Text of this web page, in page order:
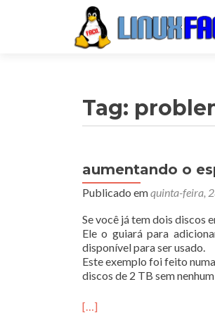
Tag:
aumentando o
Publicado emquinta-feira,
Se você já tem dois discos
Ele o guiará para
disponível para ser usado.
Este exemplo foi feito
discos de 2 TB sem
[…]